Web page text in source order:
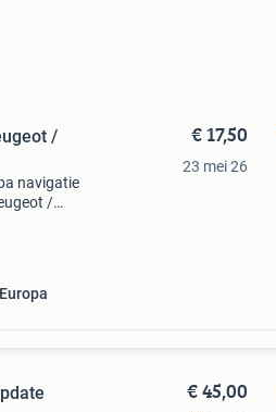
/
navigatie
/
€ 17,50
23 mei 26
€ 45,00